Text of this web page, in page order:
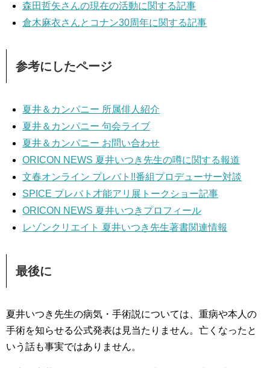
森田哲矢さんの現在の活動に関する記事
倉木麻衣さんとコナン30周年に関する記事
参考にしたページ
夏井＆カンパニー 所属俳人紹介
夏井＆カンパニー 句会ライブ
夏井＆カンパニー お問い合わせ
ORICON NEWS 夏井いつき先生の噂に関する報道
文春オンライン プレバト!!番組プロデューサー対談
SPICE プレバト才能アリ展トークショー記事
ORICON NEWS 夏井いつきプロフィール
レゾンクリエイト 夏井いつき先生著書関連情報
最後に
夏井いつき先生の病気・手術説については、重病や本人の
手術を知らせる公式発表は見当たりません。亡くなったと
いう話も事実ではありません。